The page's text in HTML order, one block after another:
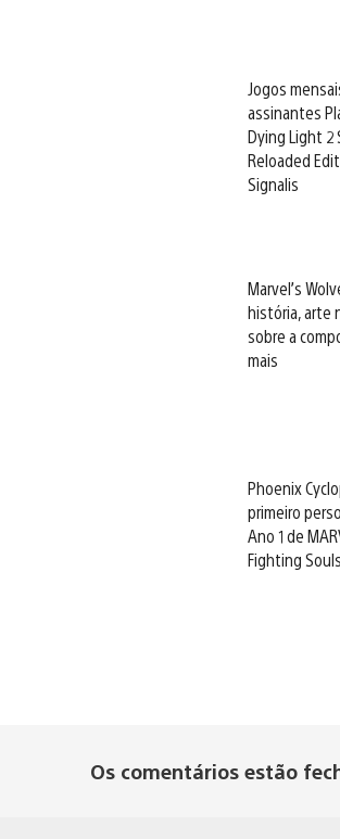
Jogos
assinantes
Dying Light 2
Reloaded
Signalis
Marvel’s
história, arte
sobre a
mais
Phoenix
primeiro
Ano 1 de
Fighting Souls
Os comentários estão